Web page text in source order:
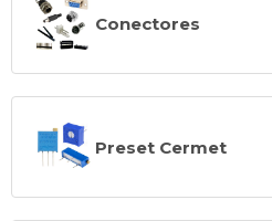
Conectores
Preset Cermet